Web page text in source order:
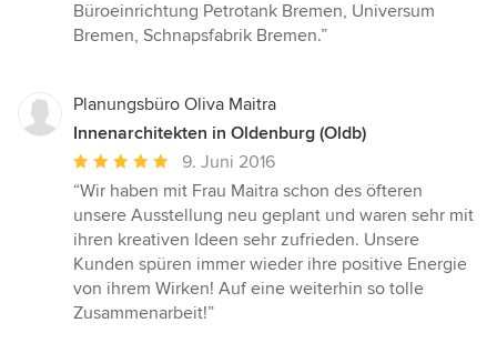
5
Sternen
Büroeinrichtung Petrotank Bremen, Universum
Bremen, Schnapsfabrik Bremen.”
Planungsbüro Oliva Maitra
Innenarchitekten in Oldenburg (Oldb)
Durchschnittliche
Bewertung:
5
von
5
Sternen
9. Juni 2016
“Wir haben mit Frau Maitra schon des öfteren
unsere Ausstellung neu geplant und waren sehr mit
ihren kreativen Ideen sehr zufrieden. Unsere
Kunden spüren immer wieder ihre positive Energie
von ihrem Wirken! Auf eine weiterhin so tolle
Zusammenarbeit!”